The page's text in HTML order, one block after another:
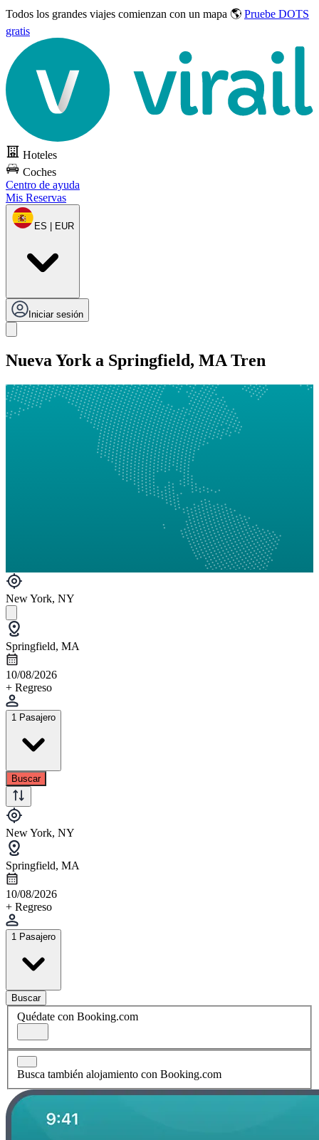
Todos los grandes viajes comienzan con un mapa 🌎 Pruebe DOTS
gratis
Hoteles
Coches
Centro de ayuda
Mis Reservas
ES | EUR
Iniciar sesión
Nueva York a Springfield, MA Tren
New York, NY
Springfield, MA
10/08/2026
+ Regreso
1 Pasajero
Buscar
New York, NY
Springfield, MA
10/08/2026
+ Regreso
1 Pasajero
Buscar
Quédate con Booking.com
Busca también alojamiento con Booking.com